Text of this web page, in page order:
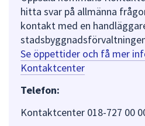
hitta svar på allmänna
kontakt med en
Se öppettider och få mer
Kontaktcenter
Telefon:
Kontaktcenter 018-727 00